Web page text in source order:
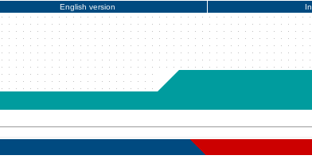
English version